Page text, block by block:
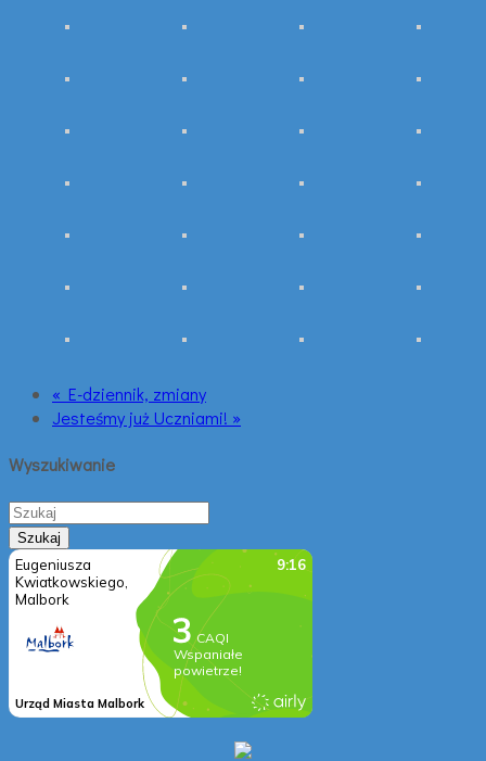
« E-dziennik, zmiany
Jesteśmy już Uczniami! »
Wyszukiwanie